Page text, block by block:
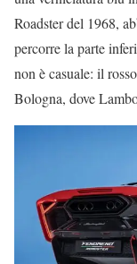
Roadster del 1968,
percorre la parte
non è casuale: il
Bologna, dove